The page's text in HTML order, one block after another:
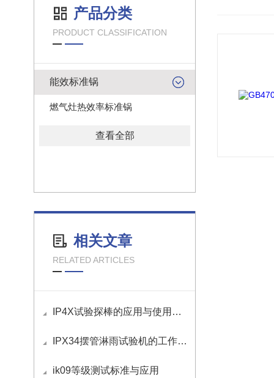
产品分类
PRODUCT CLASSIFICATION
能效标准锅
燃气灶热效率标准锅
查看全部
相关文章
RELATED ARTICLES
IP4X试验探棒的应用与使用方法
IPX34摆管淋雨试验机的工作原理
ik09等级测试标准与应用